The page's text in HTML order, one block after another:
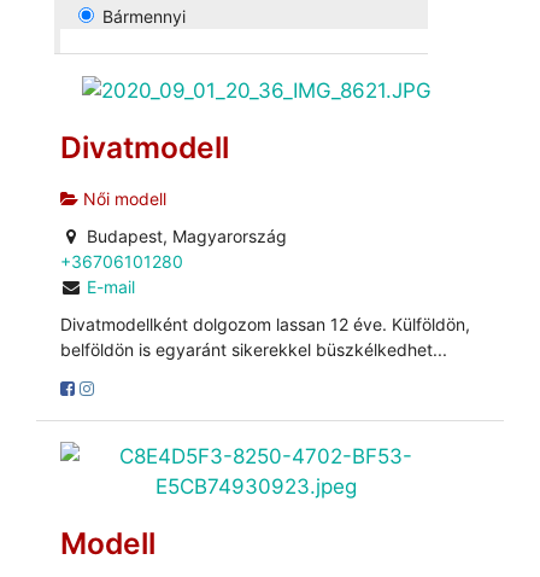
Bármennyi
Divatmodell
Női modell
Budapest, Magyarország
+36706101280
E-mail
Divatmodellként dolgozom lassan 12 éve. Külföldön,
belföldön is egyaránt sikerekkel büszkélkedhet...
Modell